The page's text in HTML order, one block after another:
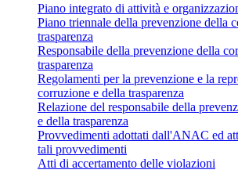
Piano integrato di attività e
Piano triennale della prevenzione della
trasparenza
Responsabile della prevenzione della
trasparenza
Regolamenti per la prevenzione e la
corruzione e della trasparenza
Relazione del responsabile della
e della trasparenza
Provvedimenti adottati dall'ANAC ed
tali provvedimenti
Atti di accertamento delle violazioni